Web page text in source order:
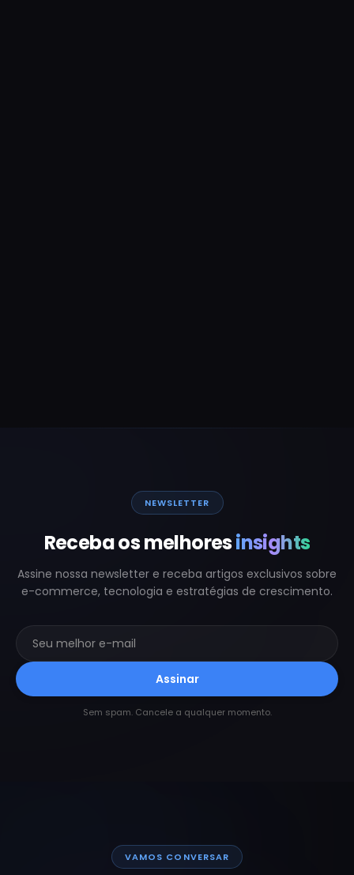
NEWSLETTER
Receba os melhoresinsights
Assine nossa newsletter e receba artigos exclusivos sobre
e-commerce, tecnologia e estratégias de crescimento.
Assinar
Sem spam. Cancele a qualquer momento.
VAMOS CONVERSAR